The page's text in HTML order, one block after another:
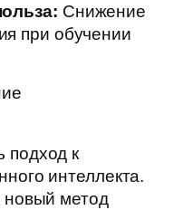
Снижение
при обучении
подход к
интеллекта.
новый метод